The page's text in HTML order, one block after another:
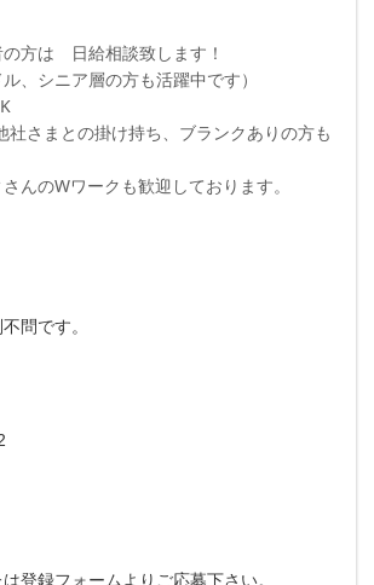
の方は 日給相談致します！
、シニア層の方も活躍中です）
社さまとの掛け持ち、ブランクありの方も
んのWワークも歓迎しております。
問です。
登録フォームよりご応募下さい。